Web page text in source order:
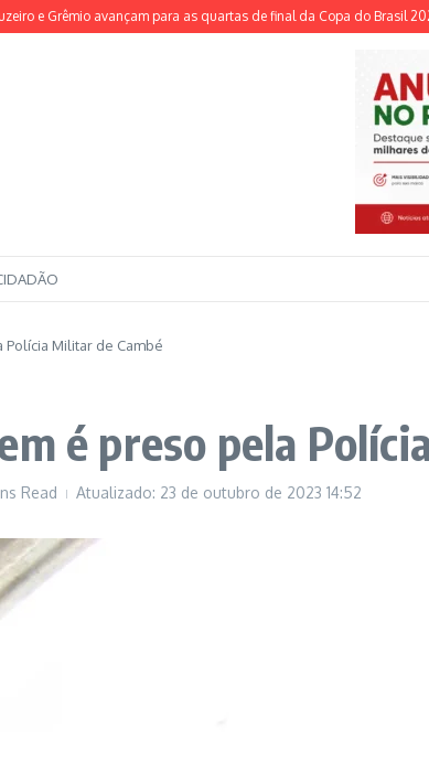
Grêmio avançam para as quartas de final da Copa do Brasil 2026
Militar de Cambé
é preso pela
Read Atualizado: 23 de outubro de 2023 14:52